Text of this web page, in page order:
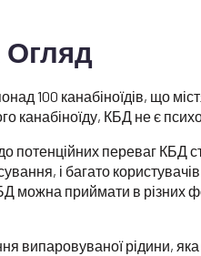
Огляд
100 канабіноїдів, що
канабіноїду, КБД не є
потенційних переваг КБД
і багато
можна приймати в різних
випаровуваної рідини,